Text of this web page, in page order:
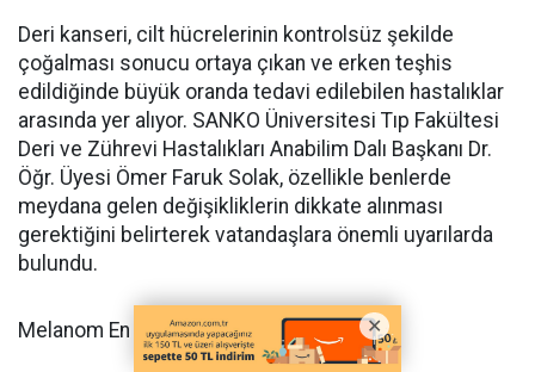
Deri kanseri, cilt hücrelerinin kontrolsüz şekilde
çoğalması sonucu ortaya çıkan ve erken teşhis
edildiğinde büyük oranda tedavi edilebilen hastalıklar
arasında yer alıyor. SANKO Üniversitesi Tıp Fakültesi
Deri ve Zührevi Hastalıkları Anabilim Dalı Başkanı Dr.
Öğr. Üyesi Ömer Faruk Solak, özellikle benlerde
meydana gelen değişikliklerin dikkate alınması
gerektiğini belirterek vatandaşlara önemli uyarılarda
bulundu.
Melanom En Tehlikeli Deri Kanseri Türü